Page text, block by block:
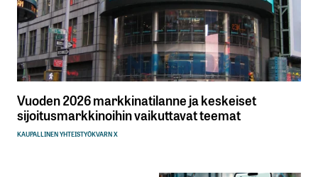
Vuoden 2026 markkinatilanne ja keskeiset
sijoitusmarkkinoihin vaikuttavat teemat
KAUPALLINEN YHTEISTYÖKVARN X